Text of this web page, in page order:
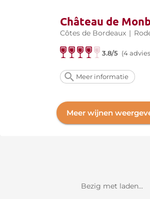
Château de
Côtes de Bordeaux |
3.8/5 (4
Meer informatie
Meer wijnen
Bezig met laden...